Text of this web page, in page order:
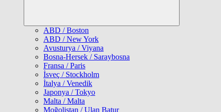
ABD / Boston
ABD / New York
Avusturya / Viyana
Bosna-Hersek / Saraybosna
Fransa / Paris
İsveç / Stockholm
İtalya / Venedik
Japonya / Tokyo
Malta / Malta
Moğolistan / Ulan Batur